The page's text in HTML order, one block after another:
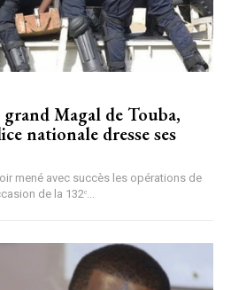
Magal de Touba,
nationale dresse ses
mené avec succès les opérations de
de la 132ᵉ...